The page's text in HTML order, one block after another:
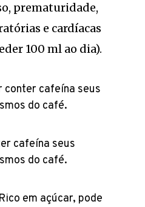
prematuridade,
e cardíacas
100 ml ao dia).
conter cafeína seus
do café.
cafeína seus
do café.
em açúcar, pode